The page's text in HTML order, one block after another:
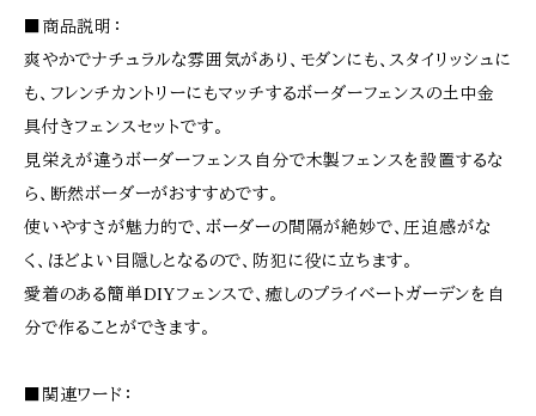
■商品説明：
爽やかでナチュラルな雰囲気があり、モダンにも、スタイリッシュに
も、フレンチカントリーにもマッチするボーダーフェンスの土中金
具付きフェンスセットです。
見栄えが違うボーダーフェンス自分で木製フェンスを設置するな
ら、断然ボーダーがおすすめです。
使いやすさが魅力的で、ボーダーの間隔が絶妙で、圧迫感がな
く、ほどよい目隠しとなるので、防犯に役に立ちます。
愛着のある簡単DIYフェンスで、癒しのプライベートガーデンを自
分で作ることができます。
■関連ワード：